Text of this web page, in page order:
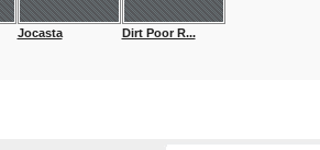
Jocasta Dirt Poor R...